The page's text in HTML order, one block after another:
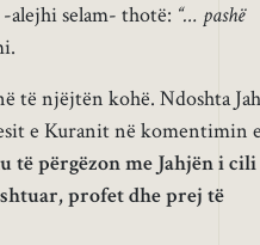
selam- thotë: “… pashë
të njëjtën kohë. Ndoshta
e Kuranit në komentimin e
të përgëzon me Jahjën i cili
profet dhe prej të